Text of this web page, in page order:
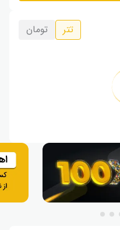
تتر تومان